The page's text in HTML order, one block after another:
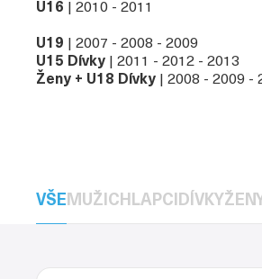
U16
| 2010 - 2011
U19
| 2007 - 2008 - 2009
U15 Dívky
| 2011 - 2012 - 2013
Ženy + U18 Dívky | 2008 - 2009 -
VŠEMUŽICHLAPCIDÍVKY